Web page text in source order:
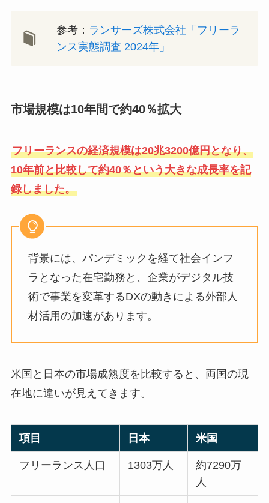
参考： ランサーズ株式会社「フリーラ
ンス実態調査 2024年」
市場規模は10年間で約40％拡大
フリーランスの経済規模は20兆3200億円となり、
10年前と比較して約40％という大きな成長率を記
録しました。
背景には、パンデミックを経て社会インフ
ラとなった在宅勤務と、企業がデジタル技
術で事業を変革するDXの動きによる外部人
材活用の加速があります。
米国と日本の市場成熟度を比較すると、両国の現
在地に違いが見えてきます。
項目 日本 米国
フリーランス人口 1303万人
約7290万
人